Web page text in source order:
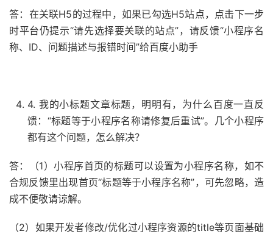
答：在关联H5的过程中，如果已勾选H5站点，点击下一步
时平台仍提示“请先选择要关联的站点”，请反馈“小程序名
称、ID、问题描述与报错时间”给百度小助手
4. 我的小标题文章标题，明明有，为什么百度一直反
馈：“标题等于小程序名称请修复后重试”。几个小程序
都有这个问题，怎么解决？
答：（1）小程序首页的标题可以设置为小程序名称，如不
合规反馈里出现首页“标题等于小程序名称”，可先忽略，造
成不便敬请谅解。
（2）如果开发者修改/优化过小程序资源的title等页面基础